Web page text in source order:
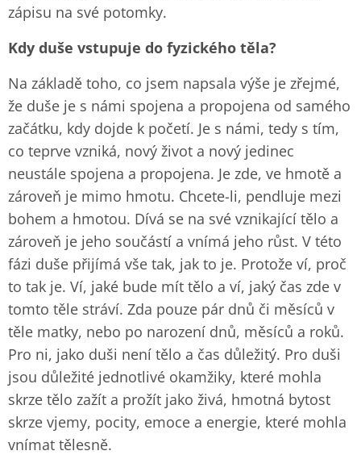
zápisu na své potomky.
Kdy duše vstupuje do fyzického těla?
Na základě toho, co jsem napsala výše je zřejmé,
že duše je s námi spojena a propojena od samého
začátku, kdy dojde k početí. Je s námi, tedy s tím,
co teprve vzniká, nový život a nový jedinec
neustále spojena a propojena. Je zde, ve hmotě a
zároveň je mimo hmotu. Chcete-li, pendluje mezi
bohem a hmotou. Dívá se na své vznikající tělo a
zároveň je jeho součástí a vnímá jeho růst. V této
fázi duše přijímá vše tak, jak to je. Protože ví, proč
to tak je. Ví, jaké bude mít tělo a ví, jaký čas zde v
tomto těle stráví. Zda pouze pár dnů či měsíců v
těle matky, nebo po narození dnů, měsíců a roků.
Pro ni, jako duši není tělo a čas důležitý. Pro duši
jsou důležité jednotlivé okamžiky, které mohla
skrze tělo zažít a prožít jako živá, hmotná bytost
skrze vjemy, pocity, emoce a energie, které mohla
vnímat tělesně.